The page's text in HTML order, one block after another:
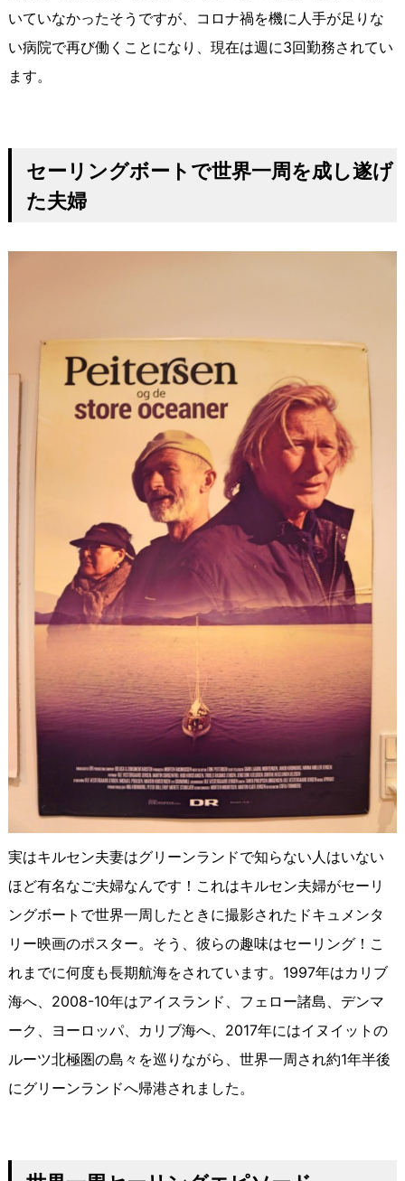
いていなかったそうですが、コロナ禍を機に人手が足りな
い病院で再び働くことになり、現在は週に3回勤務されてい
ます。
セーリングボートで世界一周を成し遂げ
た夫婦
実はキルセン夫妻はグリーンランドで知らない人はいない
ほど有名なご夫婦なんです！これはキルセン夫婦がセーリ
ングボートで世界一周したときに撮影されたドキュメンタ
リー映画のポスター。そう、彼らの趣味はセーリング！こ
れまでに何度も長期航海をされています。1997年はカリブ
海へ、2008-10年はアイスランド、フェロー諸島、デンマ
ーク、ヨーロッパ、カリブ海へ、2017年にはイヌイットの
ルーツ北極圏の島々を巡りながら、世界一周され約1年半後
にグリーンランドへ帰港されました。